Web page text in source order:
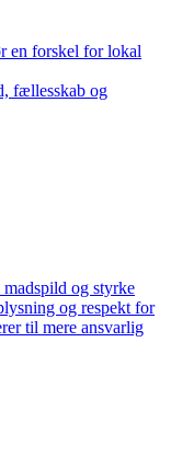
en forskel for lokal
fællesskab og
og styrke
og respekt for
til mere ansvarlig